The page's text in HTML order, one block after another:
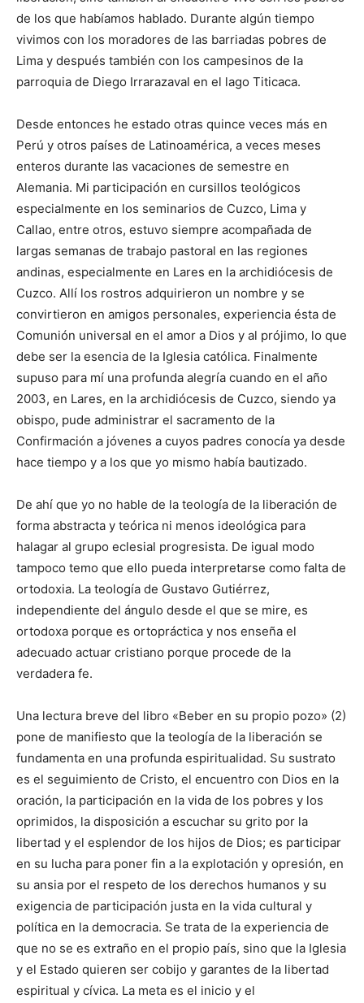
de los que habíamos hablado. Durante algún tiempo
vivimos con los moradores de las barriadas pobres de
Lima y después también con los campesinos de la
parroquia de Diego Irrarazaval en el lago Titicaca.
Desde entonces he estado otras quince veces más en
Perú y otros países de Latinoamérica, a veces meses
enteros durante las vacaciones de semestre en
Alemania. Mi participación en cursillos teológicos
especialmente en los seminarios de Cuzco, Lima y
Callao, entre otros, estuvo siempre acompañada de
largas semanas de trabajo pastoral en las regiones
andinas, especialmente en Lares en la archidiócesis de
Cuzco. Allí los rostros adquirieron un nombre y se
convirtieron en amigos personales, experiencia ésta de
Comunión universal en el amor a Dios y al prójimo, lo que
debe ser la esencia de la Iglesia católica. Finalmente
supuso para mí una profunda alegría cuando en el año
2003, en Lares, en la archidiócesis de Cuzco, siendo ya
obispo, pude administrar el sacramento de la
Confirmación a jóvenes a cuyos padres conocía ya desde
hace tiempo y a los que yo mismo había bautizado.
De ahí que yo no hable de la teología de la liberación de
forma abstracta y teórica ni menos ideológica para
halagar al grupo eclesial progresista. De igual modo
tampoco temo que ello pueda interpretarse como falta de
ortodoxia. La teología de Gustavo Gutiérrez,
independiente del ángulo desde el que se mire, es
ortodoxa porque es ortopráctica y nos enseña el
adecuado actuar cristiano porque procede de la
verdadera fe.
Una lectura breve del libro «Beber en su propio pozo» (2)
pone de manifiesto que la teología de la liberación se
fundamenta en una profunda espiritualidad. Su sustrato
es el seguimiento de Cristo, el encuentro con Dios en la
oración, la participación en la vida de los pobres y los
oprimidos, la disposición a escuchar su grito por la
libertad y el esplendor de los hijos de Dios; es participar
en su lucha para poner fin a la explotación y opresión, en
su ansia por el respeto de los derechos humanos y su
exigencia de participación justa en la vida cultural y
política en la democracia. Se trata de la experiencia de
que no se es extraño en el propio país, sino que la Iglesia
y el Estado quieren ser cobijo y garantes de la libertad
espiritual y cívica. La meta es el inicio y el